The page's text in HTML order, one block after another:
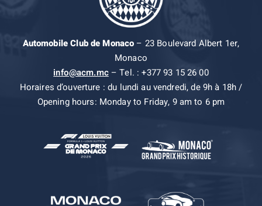
Automobile Club de Monaco– 23 Boulevard Albert 1er,
Monaco
info@acm.mc– Tel. : +377 93 15 26 00
Horaires d’ouverture : du lundi au vendredi, de 9h à 18h /
Opening hours: Monday to Friday, 9 am to 6 pm